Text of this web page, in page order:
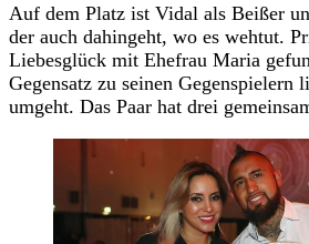
Auf dem Platz ist Vidal als Beißer
der auch dahingeht, wo es wehtut.
Liebesglück mit Ehefrau Maria
Gegensatz zu seinen Gegenspielern
umgeht. Das Paar hat drei